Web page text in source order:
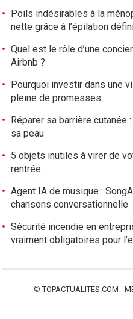
i
l
Poils indésirables à la
nette grâce à l’épilation
Quel est le rôle d’une
Airbnb ?
Pourquoi investir dans une
pleine de promesses
Réparer sa barrière
sa peau
5 objets inutiles à virer de
rentrée
Agent IA de musique :
chansons conversationnelle
Sécurité incendie en
vraiment obligatoires pour
©TOPACTUALITES.COM -